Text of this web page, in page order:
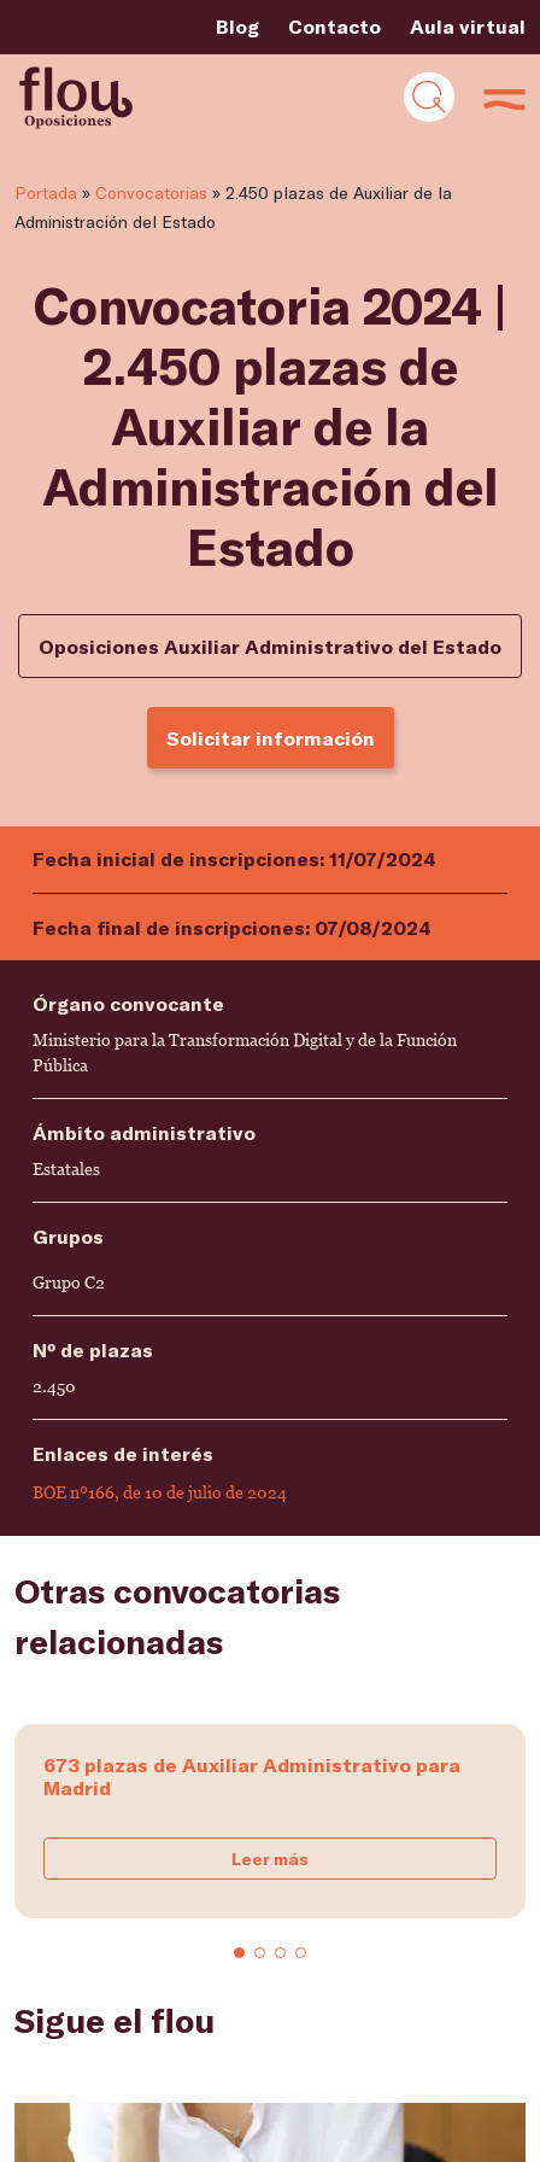
Blog Contacto Aula virtual
Portada » Convocatorias » 2.450 plazas de Auxiliar de la
Administración del Estado
Convocatoria 2024 |
2.450 plazas de
Auxiliar de la
Administración del
Estado
Oposiciones Auxiliar Administrativo del Estado
Solicitar información
Fecha inicial de inscripciones: 11/07/2024
Fecha final de inscripciones: 07/08/2024
Órgano convocante
Ministerio para la Transformación Digital y de la Función
Pública
Ámbito administrativo
Estatales
Grupos
Grupo C2
Nº de plazas
2.450
Enlaces de interés
BOE nº166, de 10 de julio de 2024
Otras convocatorias
relacionadas
673 plazas de Auxiliar Administrativo para
Madrid
Leer más
Sigue el flou